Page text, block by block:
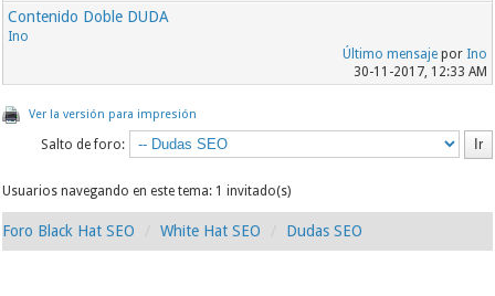
Contenido Doble DUDA
Ino
Último mensajepor Ino
30-11-2017, 12:33 AM
Ver la versión para impresión
Salto de foro:
Usuarios navegando en este tema: 1 invitado(s)
Foro Black Hat SEO White Hat SEO Dudas SEO